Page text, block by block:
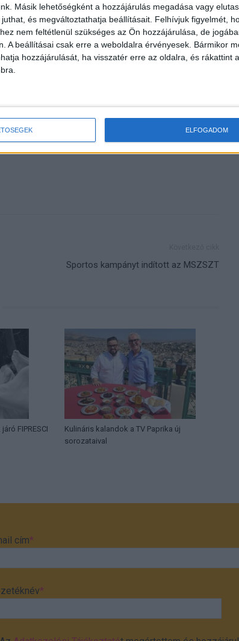
Másik lehetőségként a hozzájárulás megadása vagy
és megváltoztathatja beállításait. Felhívjuk figyelmét,
nem feltétlenül szükséges az Ön hozzájárulása, de
A beállításai csak erre a weboldalra érvényesek. Bármikor
hozzájárulását, ha visszatér erre az oldalra, és rákattint
ELFOGADOM
Nyáron visszatér a díjnyertes
sorozat a Disney+-ra
Sportos kampányt indított az MSZSZT
FIPRESCI
Kulináris kalandok a TV Paprika új
sorozataival
cím*
*